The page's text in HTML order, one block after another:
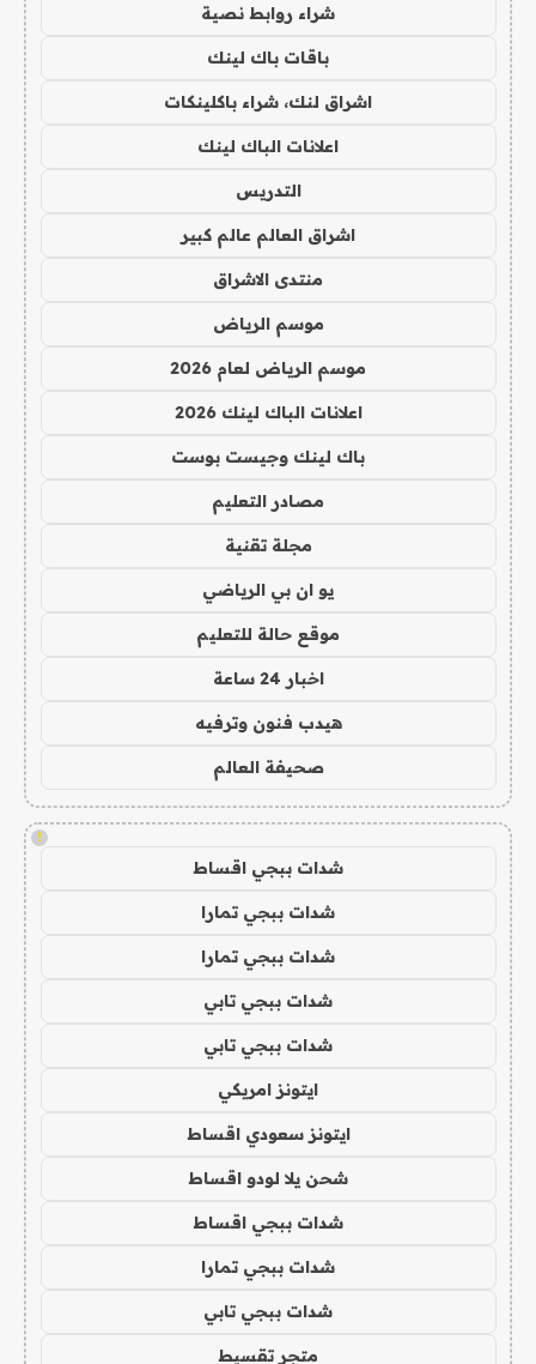
شراء روابط نصية
باقات باك لينك
اشراق لنك، شراء باكلينكات
اعلانات الباك لينك
التدريس
اشراق العالم عالم كبير
منتدى الاشراق
موسم الرياض
موسم الرياض لعام 2026
اعلانات الباك لينك 2026
باك لينك وجيست بوست
مصادر التعليم
مجلة تقنية
يو ان بي الرياضي
موقع حالة للتعليم
اخبار 24 ساعة
هيدب فنون وترفيه
صحيفة العالم
!
شدات ببجي اقساط
شدات ببجي تمارا
شدات ببجي تمارا
شدات ببجي تابي
شدات ببجي تابي
ايتونز امريكي
ايتونز سعودي اقساط
شحن يلا لودو اقساط
شدات ببجي اقساط
شدات ببجي تمارا
شدات ببجي تابي
متجر تقسيط